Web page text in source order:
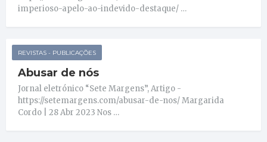
imperioso-apelo-ao-indevido-destaque/ …
REVISTAS - PUBLICAÇÕES
Abusar de nós
Jornal eletrónico “Sete Margens”, Artigo -
https://setemargens.com/abusar-de-nos/ Margarida
Cordo | 28 Abr 2023 Nos …